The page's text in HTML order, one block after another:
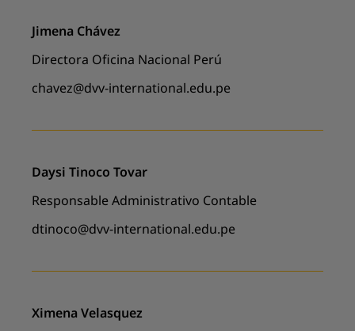
Jimena Chávez
Directora Oficina Nacional Perú
chavez@dvv-international.edu.pe
Daysi Tinoco Tovar
Responsable Administrativo Contable
dtinoco@dvv-international.edu.pe
Ximena Velasquez